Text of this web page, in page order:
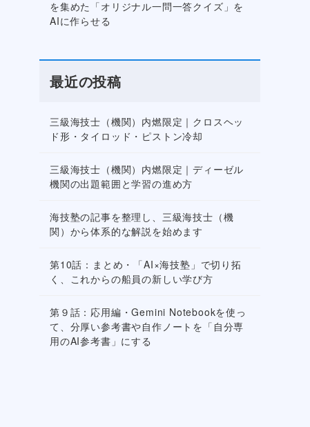
を集めた「オリジナル一問一答クイズ」を
AIに作らせる
最近の投稿
三級海技士（機関）内燃限定｜クロスヘッ
ド形・タイロッド・ピストン冷却
三級海技士（機関）内燃限定｜ディーゼル
機関の出題範囲と学習の進め方
海技塾の記事を整理し、三級海技士（機
関）から体系的な解説を始めます
第10話：まとめ・「AI×海技塾」で切り拓
く、これからの船員の新しい学び方
第９話：応用編・Gemini Notebookを使っ
て、分厚い参考書や自作ノートを「自分専
用のAI参考書」にする